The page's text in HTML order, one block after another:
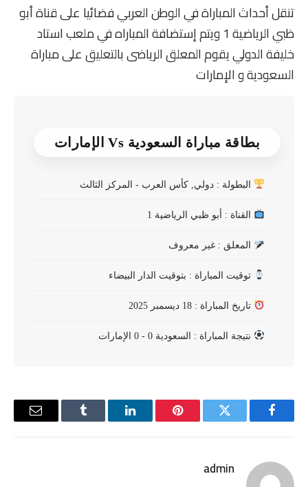
تنقل أحداث المباراة في الوطن العربي فضائيا على قناة أبو
ظبي الرياضية 1 ويتم إستضافة المباراه في ملعب استاد
خليفة الدولي يقوم المعلق الرياضى بالتعليق على مباراة
السعودية و الإمارات
بطاقة مباراة السعودية Vs الإمارات
البطولة : دولي, كأس العرب - المركز الثالث
القناة : أبو ظبي الرياضية 1
المعلق : غير معروف
توقيت المباراة : بتوقيت الدار البيضاء
تاريخ المباراة : 18 ديسمبر 2025
نتيجة المباراة : السعودية 0 - 0 الإمارات
فيسبوك تويتر بينتيريستلينكدإن Tumblr
البريد
admin